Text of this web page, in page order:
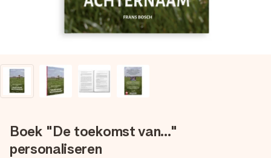
Boek "De toekomst van..."
personaliseren